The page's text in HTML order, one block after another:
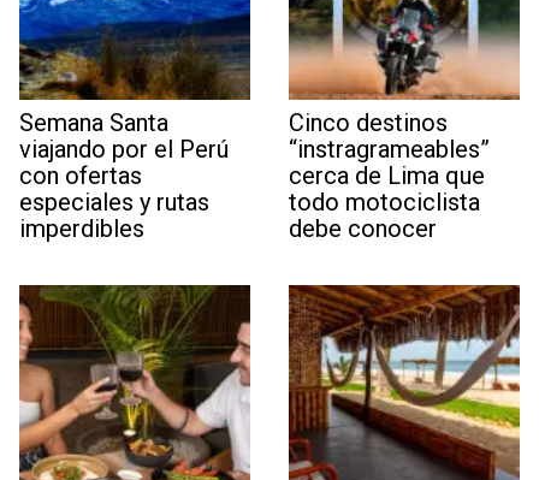
Semana Santa
viajando por el Perú
con ofertas
especiales y rutas
imperdibles
Cinco destinos
“instragrameables”
cerca de Lima que
todo motociclista
debe conocer